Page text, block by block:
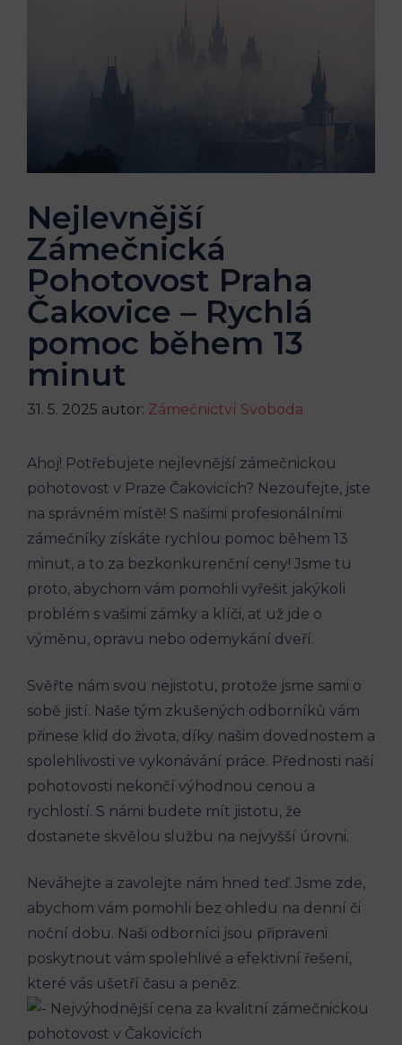
Nejlevnější
Zámečnická
Pohotovost Praha
Čakovice – Rychlá
pomoc během 13
minut
31. 5. 2025 autor: Zámečnictví Svoboda
Ahoj! Potřebujete nejlevnější zámečnickou
pohotovost v Praze Čakovicích? Nezoufejte, jste
na správném místě! S našimi profesionálními
zámečníky získáte rychlou pomoc během 13
minut, a to za bezkonkurenční ceny! Jsme tu
proto, abychom vám pomohli vyřešit jakýkoli
problém s vašimi zámky a klíči, ať už jde o
výměnu, opravu nebo odemykání dveří.
Svěřte nám svou nejistotu, protože jsme sami o
sobě jistí. Naše tým zkušených odborníků vám
přinese klid do života, díky našim dovednostem a
spolehlivosti ve vykonávání práce. Přednosti naší
pohotovosti nekončí výhodnou cenou a
rychlostí. S námi budete mít jistotu, že
dostanete skvělou službu na nejvyšší úrovni.
Neváhejte a zavolejte nám hned teď. Jsme zde,
abychom vám pomohli bez ohledu na denní či
noční dobu. Naši odborníci jsou připraveni
poskytnout vám spolehlivé a efektivní řešení,
které vás ušetří času a peněz.